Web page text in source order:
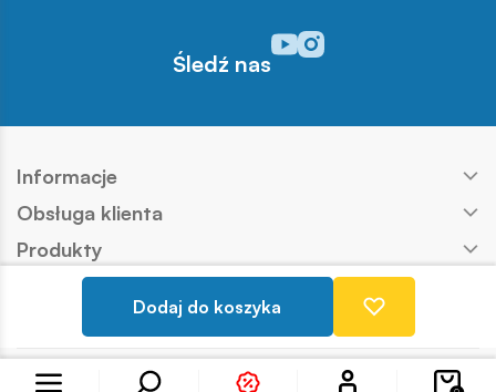
Konto
Dodaj do koszyka
Śledź nas
Odwiedź nasz profil w
Odwiedź nasz profil w
Informacje
Obsługa klienta
Produkty
Kontakt
Copyright © COBI SA Realizacja: Ideo